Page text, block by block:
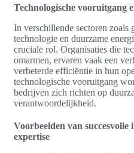
Technologische vooruitgang
In verschillende sectoren zoals
technologie en duurzame
cruciale rol. Organisaties die
omarmen, ervaren vaak een
verbeterde efficiëntie in hun
technologische vooruitgang
bedrijven zich richten op
verantwoordelijkheid.
Voorbeelden van
expertise